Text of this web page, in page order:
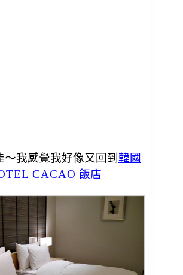
我感覺我好像又回到 韓國
CACAO 飯店